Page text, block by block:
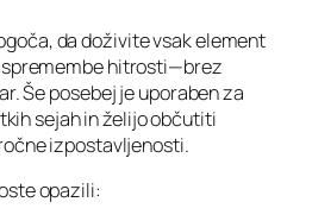
da doživite vsak element
hitrosti—brez
Še posebej je uporaben za
sejah in želijo občutiti
izpostavljenosti.
opazili: